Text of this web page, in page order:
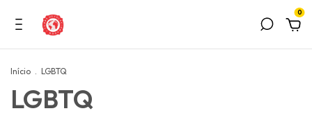
0
Início . LGBTQ
LGBTQ